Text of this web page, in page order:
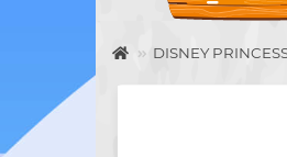
DISNEY